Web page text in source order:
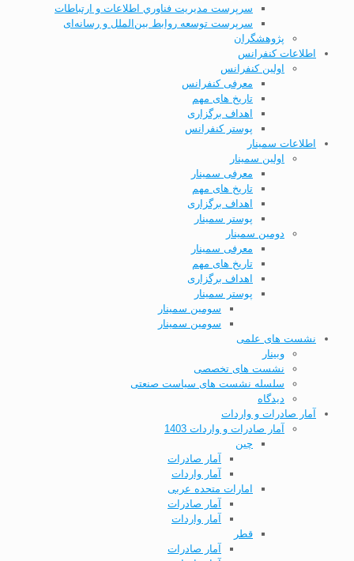
سرپرست مديریت فناوري اطلاعات و ارتباطات
سرپرست توسعه روابط بین‌الملل و رسانه‌ای
پژوهشگران
اطلاعات کنفرانس
اولین کنفرانس
معرفی کنفرانس
تاریخ های مهم
اهداف برگزاری
پوستر کنفرانس
اطلاعات سمینار
اولین سمینار
معرفی سمینار
تاریخ های مهم
اهداف برگزاری
پوستر سمینار
دومین سمینار
معرفی سمینار
تاریخ های مهم
اهداف برگزاری
پوستر سمینار
سومین سمینار
سومین سمینار
نشست های علمی
وبینار
نشست های تخصصی
سلسله نشست های سیاست صنعتی
دیدگاه
آمار صادرات و واردات
آمار صادرات و واردات 1403
چین
آمار صادرات
آمار واردات
امارات متحده عربی
آمار صادرات
آمار واردات
قطر
آمار صادرات